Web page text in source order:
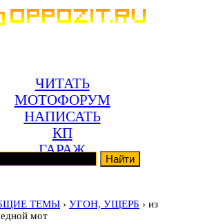
ЧИТАТЬ
МОТОФОРУМ
НАПИСАТЬ
КП
ГАРАЖ
ТЕМЫ › УГОН, УЩЕРБ › из
мот